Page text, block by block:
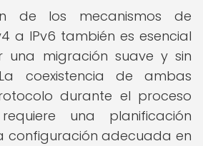
de los mecanismos de
a IPv6 también es esencial
una migración suave y sin
coexistencia de ambas
durante el proceso
una planificación
configuración adecuada en